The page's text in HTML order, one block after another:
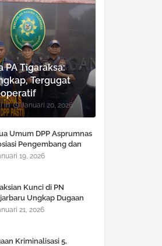
PA Tigaraksa:
Tergugat
Januari 20, 2026
Umum DPP Asprumnas
Pengembang dan
Rumah Nasional)
dan KUHAP Baru.
19, 2026
Kunci di PN
Ungkap Dugaan
Dokumen LBH
21, 2026
Kriminalisasi 5,